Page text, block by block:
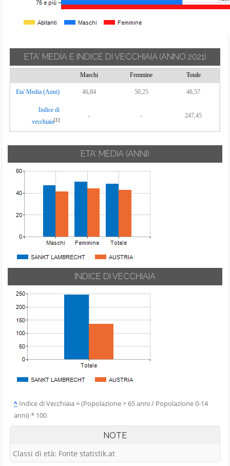
ETA' MEDIA E INDICE DI VECCHIAIA (ANNO 2021)
Maschi Femmine Totale
Eta' Media (Anni) 46,84 50,25 48,57
Indice di
vecchiaia[1]
- - 247,45
ETA' MEDIA (ANNI)
INDICE DI VECCHIAIA
^ Indice di Vecchiaia = (Popolazione > 65 anni / Popolazione 0-14
anni) * 100
NOTE
Classi di età: Fonte statistik.at